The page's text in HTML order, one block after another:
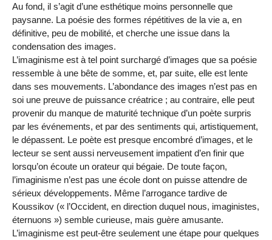
Au fond, il s’agit d’une esthétique moins personnelle que
paysanne. La poésie des formes répétitives de la vie a, en
définitive, peu de mobilité, et cherche une issue dans la
condensation des images.
L’imaginisme est à tel point surchargé d’images que sa poésie
ressemble à une bête de somme, et, par suite, elle est lente
dans ses mouvements. L’abondance des images n’est pas en
soi une preuve de puissance créatrice ; au contraire, elle peut
provenir du manque de maturité technique d’un poète surpris
par les événements, et par des sentiments qui, artistiquement,
le dépassent. Le poète est presque encombré d’images, et le
lecteur se sent aussi nerveusement impatient d’en finir que
lorsqu’on écoute un orateur qui bégaie. De toute façon,
l’imaginisme n’est pas une école dont on puisse attendre de
sérieux développements. Même l’arrogance tardive de
Koussikov (« l’Occident, en direction duquel nous, imaginistes,
éternuons ») semble curieuse, mais guère amusante.
L’imaginisme est peut-être seulement une étape pour quelques